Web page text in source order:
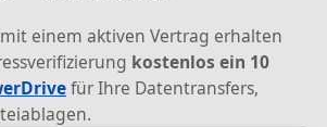
einem aktiven Vertrag erhalten
kostenlos ein 10
für Ihre Datentransfers,